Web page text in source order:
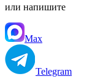
или напишите
Max
Telegram